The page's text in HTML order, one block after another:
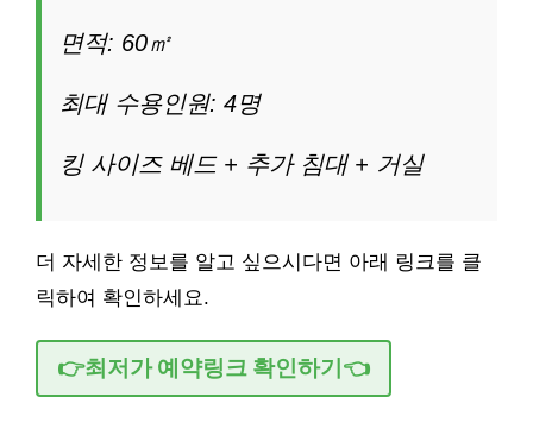
면적: 60㎡
최대 수용인원: 4명
킹 사이즈 베드 + 추가 침대 + 거실
더 자세한 정보를 알고 싶으시다면 아래 링크를 클
릭하여 확인하세요.
👉최저가 예약링크 확인하기👈